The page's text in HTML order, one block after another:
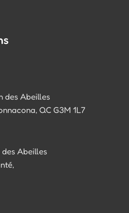
des Abeilles
QC G3M 1L7
Abeilles